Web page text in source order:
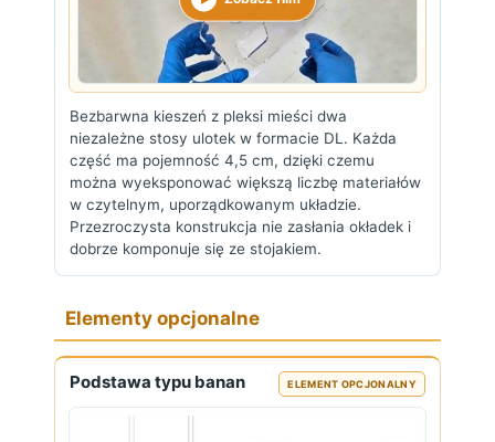
Bezbarwna kieszeń z pleksi mieści dwa
niezależne stosy ulotek w formacie DL. Każda
część ma pojemność 4,5 cm, dzięki czemu
można wyeksponować większą liczbę materiałów
w czytelnym, uporządkowanym układzie.
Przezroczysta konstrukcja nie zasłania okładek i
dobrze komponuje się ze stojakiem.
Elementy opcjonalne
Podstawa typu banan ELEMENT OPCJONALNY